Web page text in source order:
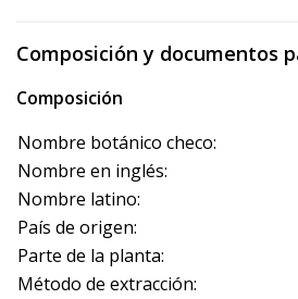
Composición y documentos
Composición
Nombre botánico checo:
Nombre en inglés:
Nombre latino:
País de origen:
Parte de la planta:
Método de extracción: